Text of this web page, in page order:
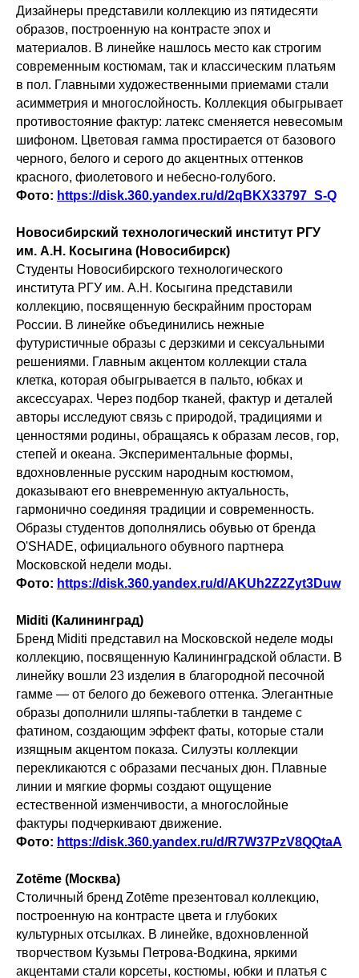
Дизайнеры представили коллекцию из пятидесяти
образов, построенную на контрасте эпох и
материалов. В линейке нашлось место как строгим
современным костюмам, так и классическим платьям
в пол. Главными художественными приемами стали
асимметрия и многослойность. Коллекция обыгрывает
противостояние фактур: латекс сменяется невесомым
шифоном. Цветовая гамма простирается от базового
черного, белого и серого до акцентных оттенков
красного, фиолетового и небесно-голубого.
Фото: https://disk.360.yandex.ru/d/2qBKX33797_S-Q
Новосибирский технологический институт РГУ
им. А.Н. Косыгина (Новосибирск)
Студенты Новосибирского технологического
института РГУ им. А.Н. Косыгина представили
коллекцию, посвященную бескрайним просторам
России. В линейке объединились нежные
футуристичные образы с дерзкими и сексуальными
решениями. Главным акцентом коллекции стала
клетка, которая обыгрывается в пальто, юбках и
аксессуарах. Через подбор тканей, фактур и деталей
авторы исследуют связь с природой, традициями и
ценностями родины, обращаясь к образам лесов, гор,
степей и океана. Экспериментальные формы,
вдохновленные русским народным костюмом,
доказывают его вневременную актуальность,
гармонично соединяя традиции и современность.
Образы студентов дополнялись обувью от бренда
O'SHADE, официального обувного партнера
Московской недели моды.
Фото: https://disk.360.yandex.ru/d/AKUh2Z2Zyt3Duw
Miditi (Калининград)
Бренд Miditi представил на Московской неделе моды
коллекцию, посвященную Калининградской области. В
линейку вошли 23 изделия в благородной песочной
гамме — от белого до бежевого оттенка. Элегантные
образы дополнили шляпы-таблетки в тандеме с
фатином, создающим эффект фаты, которые стали
изящным акцентом показа. Силуэты коллекции
перекликаются с образами песчаных дюн. Плавные
линии и мягкие формы создают ощущение
естественной изменчивости, а многослойные
фактуры подчеркивают движение.
Фото: https://disk.360.yandex.ru/d/R7W37PzV8QQtaA
Zotēme (Москва)
Столичный бренд Zotēme презентовал коллекцию,
построенную на контрасте цвета и глубоких
культурных отсылках. В линейке, вдохновленной
творчеством Кузьмы Петрова-Водкина, яркими
акцентами стали корсеты, костюмы, юбки и платья с